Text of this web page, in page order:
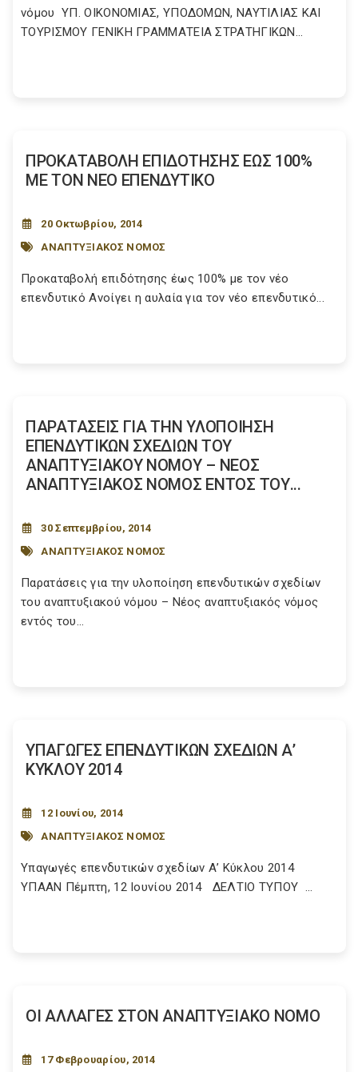
νόμου ΥΠ. ΟΙΚΟΝΟΜΙΑΣ, ΥΠΟΔΟΜΩΝ, ΝΑΥΤΙΛΙΑΣ ΚΑΙ
ΤΟΥΡΙΣΜΟΥ ΓΕΝΙΚΗ ΓΡΑΜΜΑΤΕΙΑ ΣΤΡΑΤΗΓΙΚΩΝ...
ΠΡΟΚΑΤΑΒΟΛΗ ΕΠΙΔΟΤΗΣΗΣ ΕΩΣ 100%
ΜΕ ΤΟΝ ΝΕΟ ΕΠΕΝΔΥΤΙΚΟ
20 Οκτωβρίου, 2014
ΑΝΑΠΤΥΞΙΑΚΟΣ ΝΟΜΟΣ
Προκαταβολή επιδότησης έως 100% με τον νέο
επενδυτικό Ανοίγει η αυλαία για τον νέο επενδυτικό...
ΠΑΡΑΤΑΣΕΙΣ ΓΙΑ ΤΗΝ ΥΛΟΠΟΙΗΣΗ
ΕΠΕΝΔΥΤΙΚΩΝ ΣΧΕΔΙΩΝ ΤΟΥ
ΑΝΑΠΤΥΞΙΑΚΟΥ ΝΟΜΟΥ – ΝΕΟΣ
ΑΝΑΠΤΥΞΙΑΚΟΣ ΝΟΜΟΣ ΕΝΤΟΣ ΤΟΥ...
30 Σεπτεμβρίου, 2014
ΑΝΑΠΤΥΞΙΑΚΟΣ ΝΟΜΟΣ
Παρατάσεις για την υλοποίηση επενδυτικών σχεδίων
του αναπτυξιακού νόμου – Νέος αναπτυξιακός νόμος
εντός του...
ΥΠΑΓΩΓΕΣ ΕΠΕΝΔΥΤΙΚΩΝ ΣΧΕΔΙΩΝ Α’
ΚΥΚΛΟΥ 2014
12 Ιουνίου, 2014
ΑΝΑΠΤΥΞΙΑΚΟΣ ΝΟΜΟΣ
Υπαγωγές επενδυτικών σχεδίων Α’ Κύκλου 2014
ΥΠΑΑΝ Πέμπτη, 12 Ιουνίου 2014 ΔΕΛΤΙΟ ΤΥΠΟΥ ...
ΟΙ ΑΛΛΑΓΕΣ ΣΤΟΝ ΑΝΑΠΤΥΞΙΑΚΟ ΝΟΜΟ
17 Φεβρουαρίου, 2014